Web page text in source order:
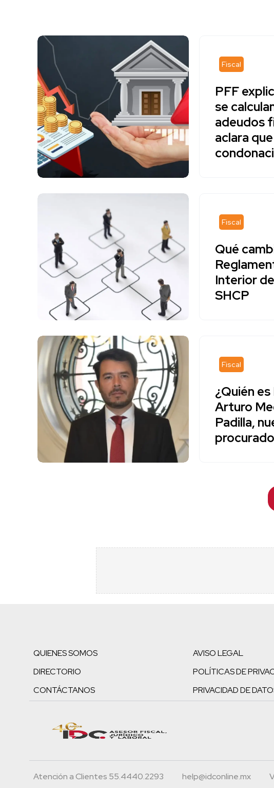
Fiscal
PFF
se
adeudos
aclara
Fiscal
Qué
Interior
SHCP
Fiscal
¿Quién es
Arturo
Padilla,
QUIENES SOMOS
DIRECTORIO
CONTÁCTANOS
AVISO LEGAL
POLÍTICAS DE
PRIVACIDAD DE
Atención a Clientes 55.4440.2293 help@idconline.mx